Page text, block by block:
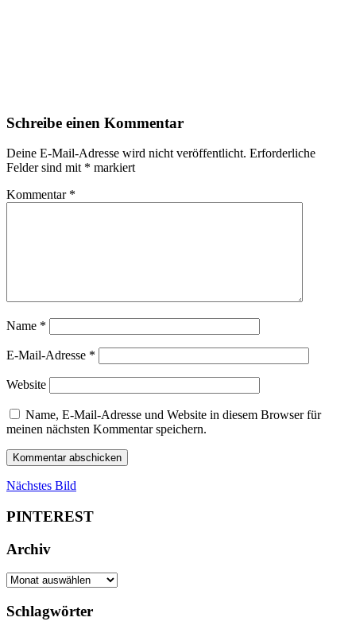
Schreibe einen Kommentar
Deine E-Mail-Adresse wird nicht veröffentlicht. Erforderliche
Felder sind mit * markiert
Kommentar *
Name *
E-Mail-Adresse *
Website
Name, E-Mail-Adresse und Website in diesem Browser für
meinen nächsten Kommentar speichern.
Nächstes Bild
PINTEREST
Archiv
Archiv
Schlagwörter